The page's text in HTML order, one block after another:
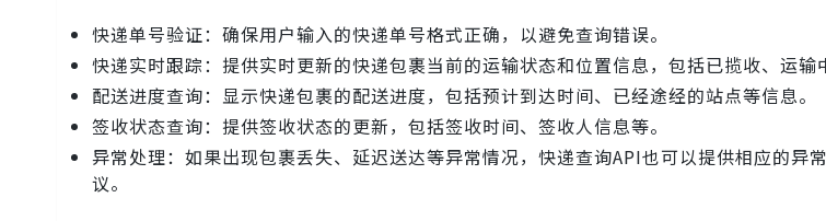
快递单号验证：确保用户输入的快递单号格式正确，以避免查询错误。
快递实时跟踪：提供实时更新的快递包裹当前的运输状态和位置信息，包括已揽收、运输
配送进度查询：显示快递包裹的配送进度，包括预计到达时间、已经途经的站点等信息。
签收状态查询：提供签收状态的更新，包括签收时间、签收人信息等。
异常处理：如果出现包裹丢失、延迟送达等异常情况，快递查询API也可以提供相应的异
议。